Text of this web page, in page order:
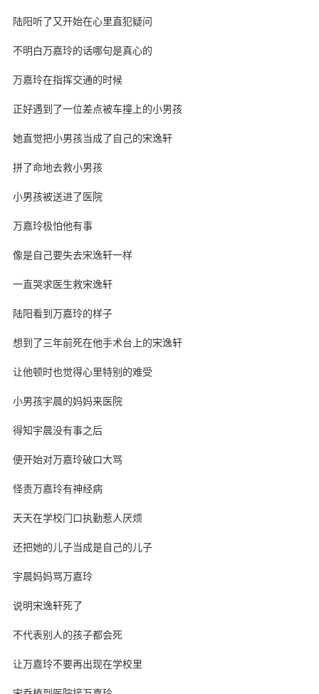
陆阳听了又开始在心里直犯疑问
不明白万嘉玲的话哪句是真心的
万嘉玲在指挥交通的时候
正好遇到了一位差点被车撞上的小男孩
她直觉把小男孩当成了自己的宋逸轩
拼了命地去救小男孩
小男孩被送进了医院
万嘉玲极怕他有事
像是自己要失去宋逸轩一样
一直哭求医生救宋逸轩
陆阳看到万嘉玲的样子
想到了三年前死在他手术台上的宋逸轩
让他顿时也觉得心里特别的难受
小男孩宇晨的妈妈来医院
得知宇晨没有事之后
便开始对万嘉玲破口大骂
怪责万嘉玲有神经病
天天在学校门口执勤惹人厌烦
还把她的儿子当成是自己的儿子
宇晨妈妈骂万嘉玲
说明宋逸轩死了
不代表别人的孩子都会死
让万嘉玲不要再出现在学校里